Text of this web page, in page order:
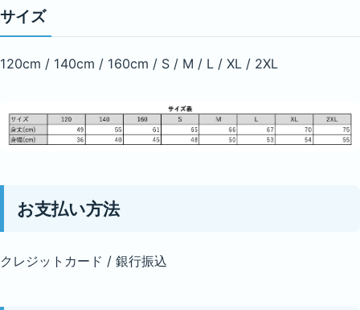
サイズ
120cm / 140cm / 160cm / S / M / L / XL / 2XL
お支払い方法
クレジットカード / 銀行振込